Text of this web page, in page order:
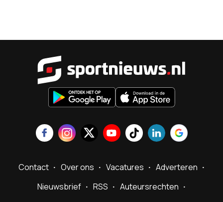
Contact Over ons Vacatures
Adverteren
Nieuwsbrief
RSS
Auteursrechten